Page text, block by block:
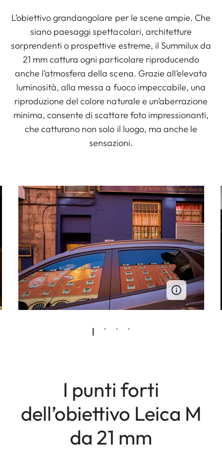
L’obiettivo grandangolare per le scene ampie. Che
siano paesaggi spettacolari, architetture
sorprendenti o prospettive estreme, il Summilux da
21 mm cattura ogni particolare riproducendo
anche l’atmosfera della scena. Grazie all’elevata
luminosità, alla messa a fuoco impeccabile, una
riproduzione del colore naturale e un’aberrazione
minima, consente di scattare foto impressionanti,
che catturano non solo il luogo, ma anche le
sensazioni.
I punti forti
dell’obiettivo Leica M
da 21 mm